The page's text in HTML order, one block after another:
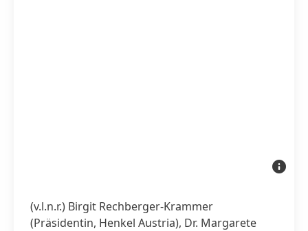
Birgit
(v.l.n.r.) Birgit Rechberger-Krammer
(Präsidentin, Henkel Austria), Dr. Margarete